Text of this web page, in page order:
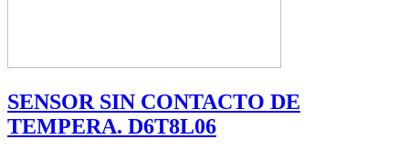
SENSOR SIN CONTACTO DE
TEMPERA. D6T8L06